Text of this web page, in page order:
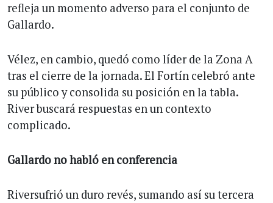
refleja un momento adverso para el conjunto de
Gallardo.
Vélez, en cambio, quedó como líder de la Zona A
tras el cierre de la jornada. El Fortín celebró ante
su público y consolida su posición en la tabla.
River buscará respuestas en un contexto
complicado.
Gallardo no habló en conferencia
Riversufrió un duro revés, sumando así su tercera